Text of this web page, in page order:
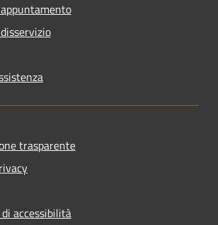
trasparente
accessibilità